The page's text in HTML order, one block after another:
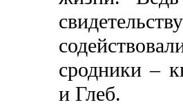
сродники –
и Глеб.